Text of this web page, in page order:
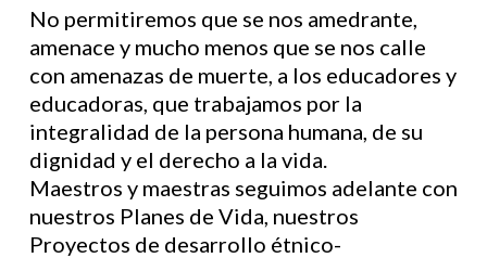
No permitiremos que se nos amedrante,
amenace y mucho menos que se nos calle
con amenazas de muerte, a los educadores y
educadoras, que trabajamos por la
integralidad de la persona humana, de su
dignidad y el derecho a la vida.
Maestros y maestras seguimos adelante con
nuestros Planes de Vida, nuestros
Proyectos de desarrollo étnico-